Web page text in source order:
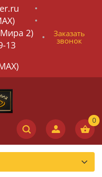
2)
13
Заказать
звонок